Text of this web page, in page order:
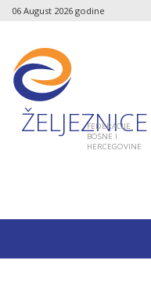
06 August 2026 godine
ŽELJEZNICE
FEDERACIJE
BOSNE I
HERCEGOVINE